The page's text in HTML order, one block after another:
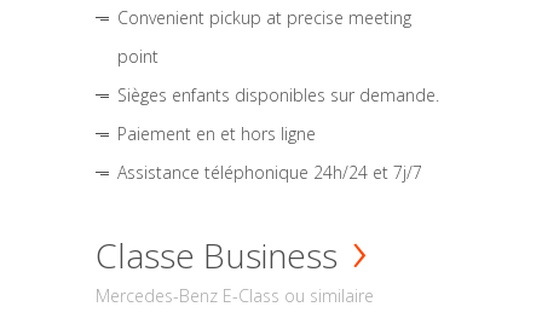
Convenient pickup at precise meeting
point
Sièges enfants disponibles sur demande.
Paiement en et hors ligne
Assistance téléphonique 24h/24 et 7j/7
Classe Business
Mercedes-Benz E-Class ou similaire